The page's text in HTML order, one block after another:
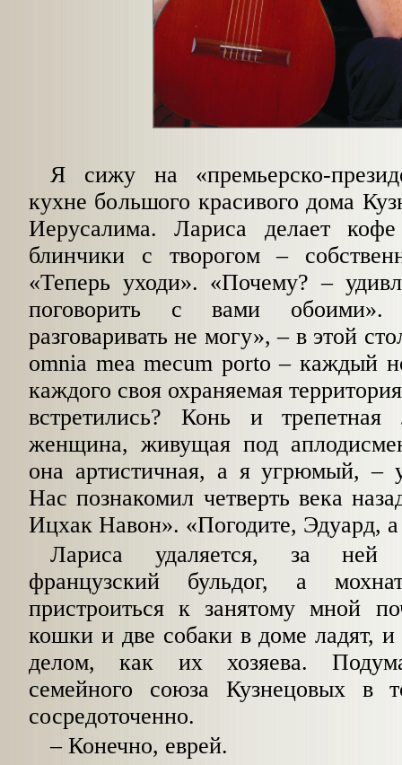
Я сижу на «премьерско-
кухне большого красивого дома
Иерусалима. Лариса делает
блинчики с творогом –
«Теперь уходи». «Почему? –
поговорить с вами
разговаривать не могу», – в этой
omnia mea mecum porto – каждый
каждого своя охраняемая
встретились? Конь и
женщина, живущая под
она артистичная, а я угрюмый, –
Нас познакомил четверть века
Ицхак Навон». «Погодите, Эдуард,
Лариса удаляется, за ней
французский бульдог, а
пристроиться к занятому мной
кошки и две собаки в доме ладят,
делом, как их хозяева.
семейного союза Кузнецовых в
сосредоточенно.
– Конечно, еврей.